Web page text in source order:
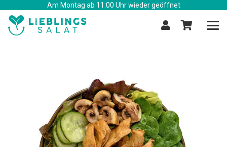
Am Montag ab 11:00 Uhr wieder geöffnet